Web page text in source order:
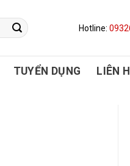
Hotline:
TUYỂN DỤNG LIÊN